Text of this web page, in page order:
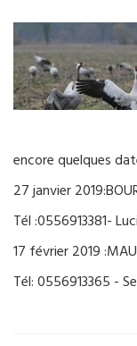
encore quelques
27 janvier
Tél :0556913381-
17 février 2019
Tél: 0556913365 -